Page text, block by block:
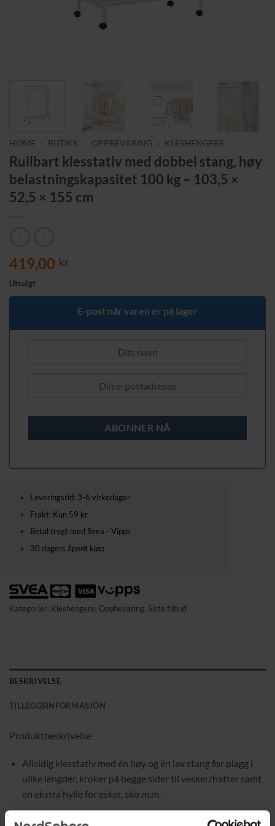
HOME BUTIKK OPPBEVARING KLESHENGERE
Rullbart klesstativ med dobbel stang, høy
belastningskapasitet 100 kg – 103,5 ×
52,5 × 155 cm
419,00 kr
Utsolgt
E-post når varen er på lager
Leveringstid: 3-6 virkedager
Frakt: Kun 59 kr
Betal trygt med Svea - Vipps
30 dagers åpent kjøp
Kategorier: Kleshengere, Oppbevaring, Siste tilbud
BESKRIVELSE
TILLEGGSINFORMASJON
Produktbeskrivelse
Allsidig klesstativ med én høy og én lav stang for plagg i
ulike lengder, kroker på begge sider til vesker/hat­ter samt
en ekstra hylle for esker, sko m.m.
Tørker raskt og er lett tilgjengelig takket være 42 cm